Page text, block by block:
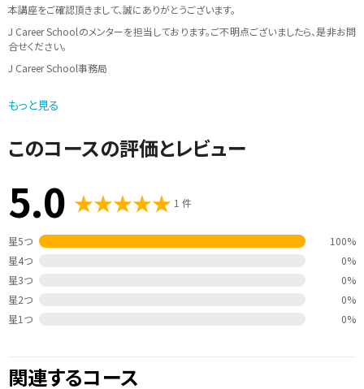
本講座をご確認頂きまして、誠にありがとうございます。
J Career Schoolのメンターを担当しております。ご不明点ございましたら、是非お問
合せください。
J Career School事務局
受付時間 10：00〜17：00（土日祝日、夏季休暇、年末年始等を除く）
もっと見る
このコースの評価とレビュー
5.0 1 件
星5つ
100%
星4つ
0%
星3つ
0%
星2つ
0%
星1つ
0%
関連するコース